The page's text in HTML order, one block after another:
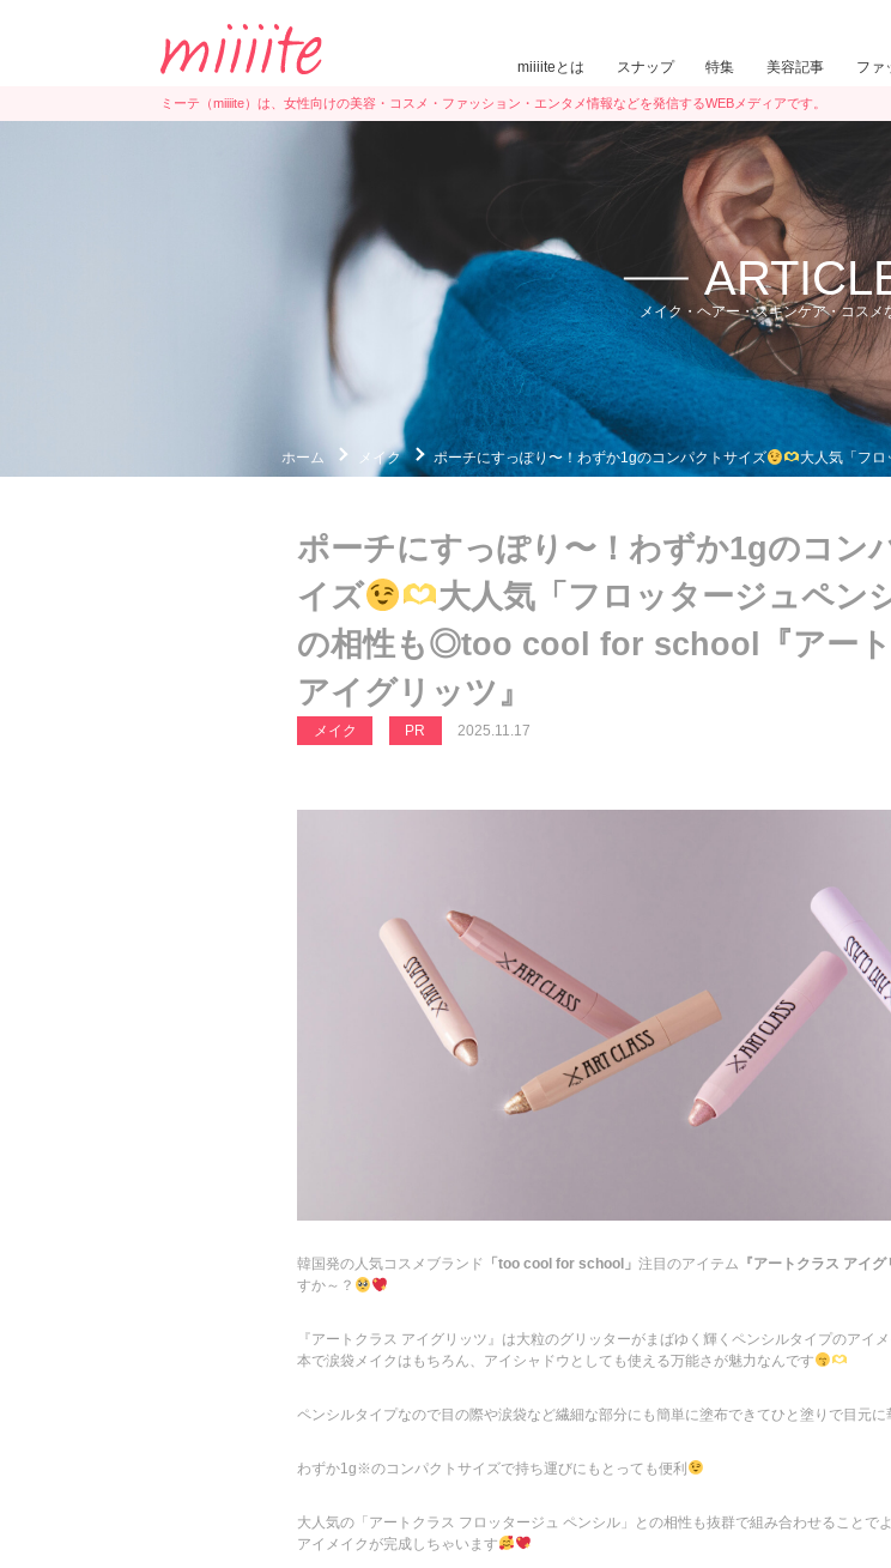
miiiiteとは スナップ 特集 美容記事 ファ
ミーテ（miiiite）は、女性向けの美容・コスメ・ファッション・エンタメ情報などを発信するWEBメディアです。
メイク・ヘアー・スキンケア・コスメ
ホーム メイク ポーチにすっぽり〜！わずか1gのコンパクトサイズ 大人気「フロ
ポーチにすっぽり〜！わずか1gのコン
イズ
大人気「フロッタージュペン
の相性も◎too cool for school『アー
アイグリッツ』
メイク PR 2025.11.17
韓国発の人気コスメブランド 「too cool for school」注目のアイテム 『アートクラス アイグ
すか～？
『アートクラス アイグリッツ』は大粒のグリッターがまばゆく輝くペンシルタイプのアイ
本で涙袋メイクはもちろん、アイシャドウとしても使える万能さが魅力なんです
ペンシルタイプなので目の際や涙袋など繊細な部分にも簡単に塗布できてひと塗りで目元に
わずか1g※のコンパクトサイズで持ち運びにもとっても便利
大人気の「アートクラス フロッタージュ ペンシル」との相性も抜群で組み合わせることで
アイメイクが完成しちゃいます